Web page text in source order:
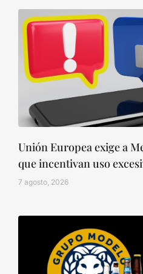
Unión Europea exige a
que incentivan uso
7 agosto, 2026